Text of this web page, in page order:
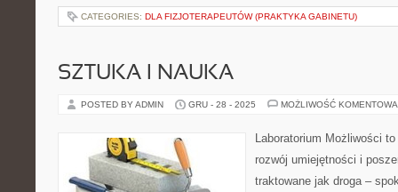
CATEGORIES: DLA FIZJOTERAPEUTÓW (PRAKTYKA GABINETU)
SZTUKA I NAUKA
POSTED BY ADMIN GRU - 28 - 2025 MOŻLIWOŚĆ
Laboratorium Możliwości
rozwój umiejętności i
traktowane jak droga –